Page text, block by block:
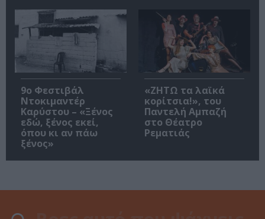
9ο Φεστιβάλ
Ντοκιμαντέρ
Καρύστου – «Ξένος
εδώ, ξένος εκεί,
όπου κι αν πάω
ξένος»
«ΖΗΤΩ τα λαϊκά
κορίτσια!», του
Παντελή Αμπαζή
στο Θέατρο
Ρεματιάς